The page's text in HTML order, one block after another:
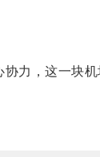
，这一块